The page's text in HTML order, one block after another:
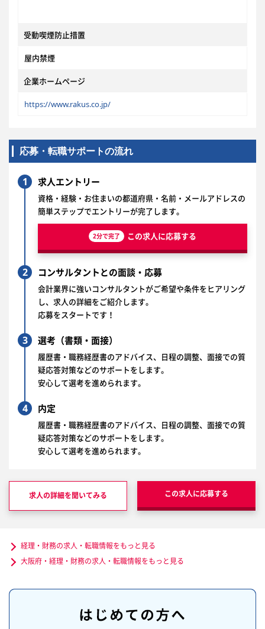
受動喫煙防止措置
屋内禁煙
企業ホームページ
https://www.rakus.co.jp/
応募・転職サポートの流れ
1 求人エントリー
資格・経験・お住まいの都道府県・名前・メールアドレスの
簡単ステップでエントリーが完了します。
2分で完了 この求人に応募する
2 コンサルタントとの面談・応募
会計業界に強いコンサルタントがご希望や条件をヒアリング
し、求人の詳細をご紹介します。
応募をスタートです！
3 選考（書類・面接）
履歴書・職務経歴書のアドバイス、日程の調整、面接での質
疑応答対策などのサポートをします。
安心して選考を進められます。
4 内定
履歴書・職務経歴書のアドバイス、日程の調整、面接での質
疑応答対策などのサポートをします。
安心して選考を進められます。
求人の詳細を聞いてみる この求人に応募する
経理・財務の求人・転職情報をもっと見る
大阪府・経理・財務の求人・転職情報をもっと見る